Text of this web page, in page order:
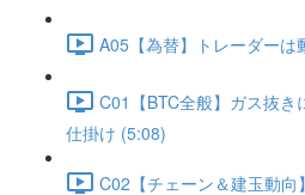
A05【為替】トレーダー
C01【BTC全般】ガス抜き
仕掛け (5:08)
C02【チェーン＆建玉動